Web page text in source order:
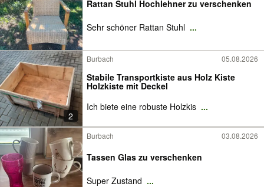
Rattan Stuhl Hochlehner zu verschenken
Sehr schöner Rattan Stuhl ...
2
Burbach 05.08.2026
Stabile Transportkiste aus Holz Kiste
Holzkiste mit Deckel
Ich biete eine robuste Holzkis ...
Burbach 03.08.2026
Tassen Glas zu verschenken
Super Zustand ...